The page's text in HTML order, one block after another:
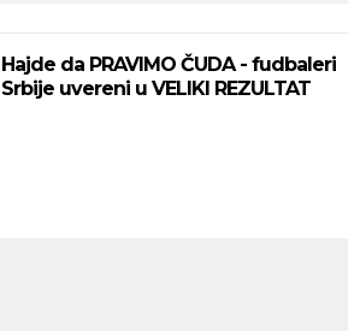
Hajde da PRAVIMO ČUDA - fudbaleri
Srbije uvereni u VELIKI REZULTAT